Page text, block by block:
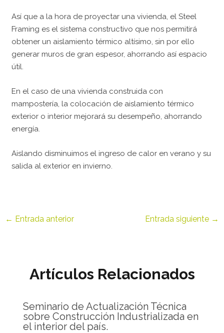
Así que a la hora de proyectar una vivienda, el Steel
Framing es el sistema constructivo que nos permitirá
obtener un aislamiento térmico altísimo, sin por ello
generar muros de gran espesor, ahorrando así espacio
útil.
En el caso de una vivienda construida con
mampostería, la colocación de aislamiento térmico
exterior o interior mejorará su desempeño, ahorrando
energía.
Aislando disminuimos el ingreso de calor en verano y su
salida al exterior en invierno.
← Entrada anterior Entrada siguiente →
Artículos Relacionados
Seminario de Actualización Técnica
sobre Construcción Industrializada en
el interior del país.